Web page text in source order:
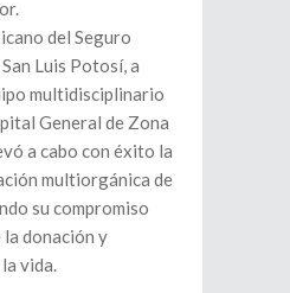
del Seguro
Luis Potosí, a
multidisciplinario
General de Zona
a cabo con éxito la
multiorgánica de
su compromiso
donación y
vida.